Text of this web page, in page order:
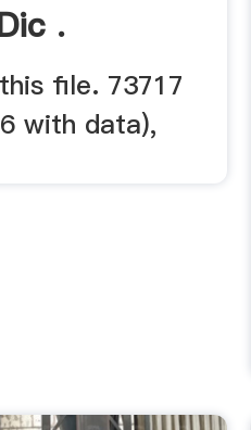
.
file. 73717
with data),